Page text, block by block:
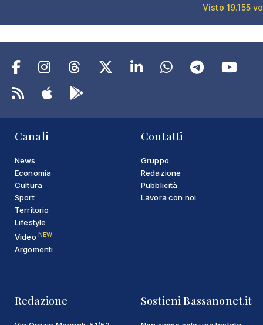
Visto 19.155
Canali
News
Economia
Cultura
Sport
Territorio
Lifestyle
Video NEW
Argomenti
Contatti
Gruppo
Redazione
Pubblicità
Lavora con noi
Redazione Sostieni Bassanonet.it